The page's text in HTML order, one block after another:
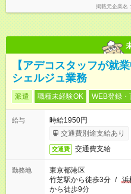
掲載元企業名
【アデコスタッフが就
シェルジュ業務
派遣 職種未経験OK WEB登録・
給与
時給1950円
交通費別途支給あり
交通費 交通費支給
勤務地
東京都港区
竹芝駅から徒歩3分 / 浜
から徒歩9分